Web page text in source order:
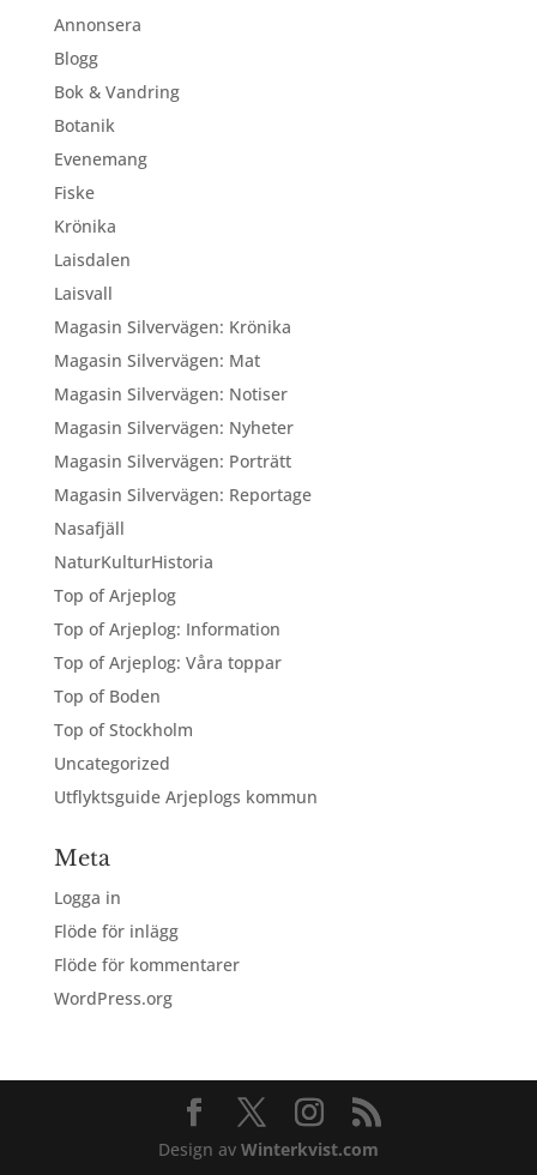
Annonsera
Blogg
Bok & Vandring
Botanik
Evenemang
Fiske
Krönika
Laisdalen
Laisvall
Magasin Silvervägen: Krönika
Magasin Silvervägen: Mat
Magasin Silvervägen: Notiser
Magasin Silvervägen: Nyheter
Magasin Silvervägen: Porträtt
Magasin Silvervägen: Reportage
Nasafjäll
NaturKulturHistoria
Top of Arjeplog
Top of Arjeplog: Information
Top of Arjeplog: Våra toppar
Top of Boden
Top of Stockholm
Uncategorized
Utflyktsguide Arjeplogs kommun
Meta
Logga in
Flöde för inlägg
Flöde för kommentarer
WordPress.org
Design av Winterkvist.com